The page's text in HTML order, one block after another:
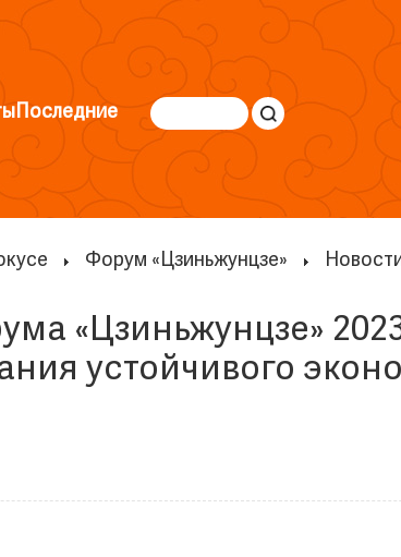
Последние
Форум «Цзиньжунцзе»
«Цзиньжунцзе»
устойчивого